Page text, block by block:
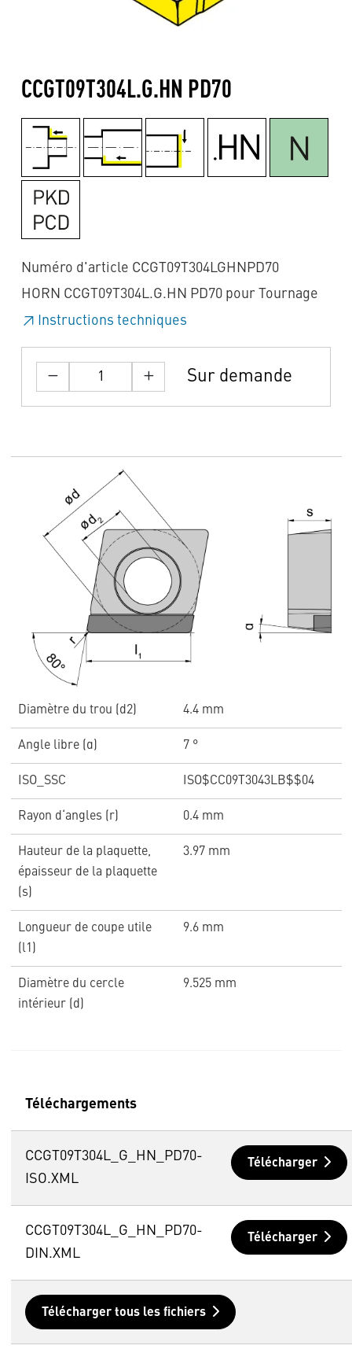
CCGT09T304L.G.HN PD70
Numéro d'article CCGT09T304LGHNPD70
HORN CCGT09T304L.G.HN PD70 pour Tournage
Instructions techniques
Sur demande
Diamètre du trou (d2) 4.4 mm
Angle libre (α) 7 °
ISO_SSC ISO$CC09T3043LB$$04
Rayon d‘angles (r) 0.4 mm
Hauteur de la plaquette,
épaisseur de la plaquette
(s)
3.97 mm
Longueur de coupe utile
(l1)
9.6 mm
Diamètre du cercle
intérieur (d)
9.525 mm
Téléchargements
CCGT09T304L_G_HN_PD70-
ISO.XML
Télécharger
CCGT09T304L_G_HN_PD70-
DIN.XML
Télécharger
Télécharger tous les fichiers